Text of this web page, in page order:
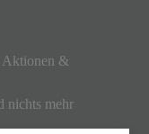
Aktionen &
nichts mehr